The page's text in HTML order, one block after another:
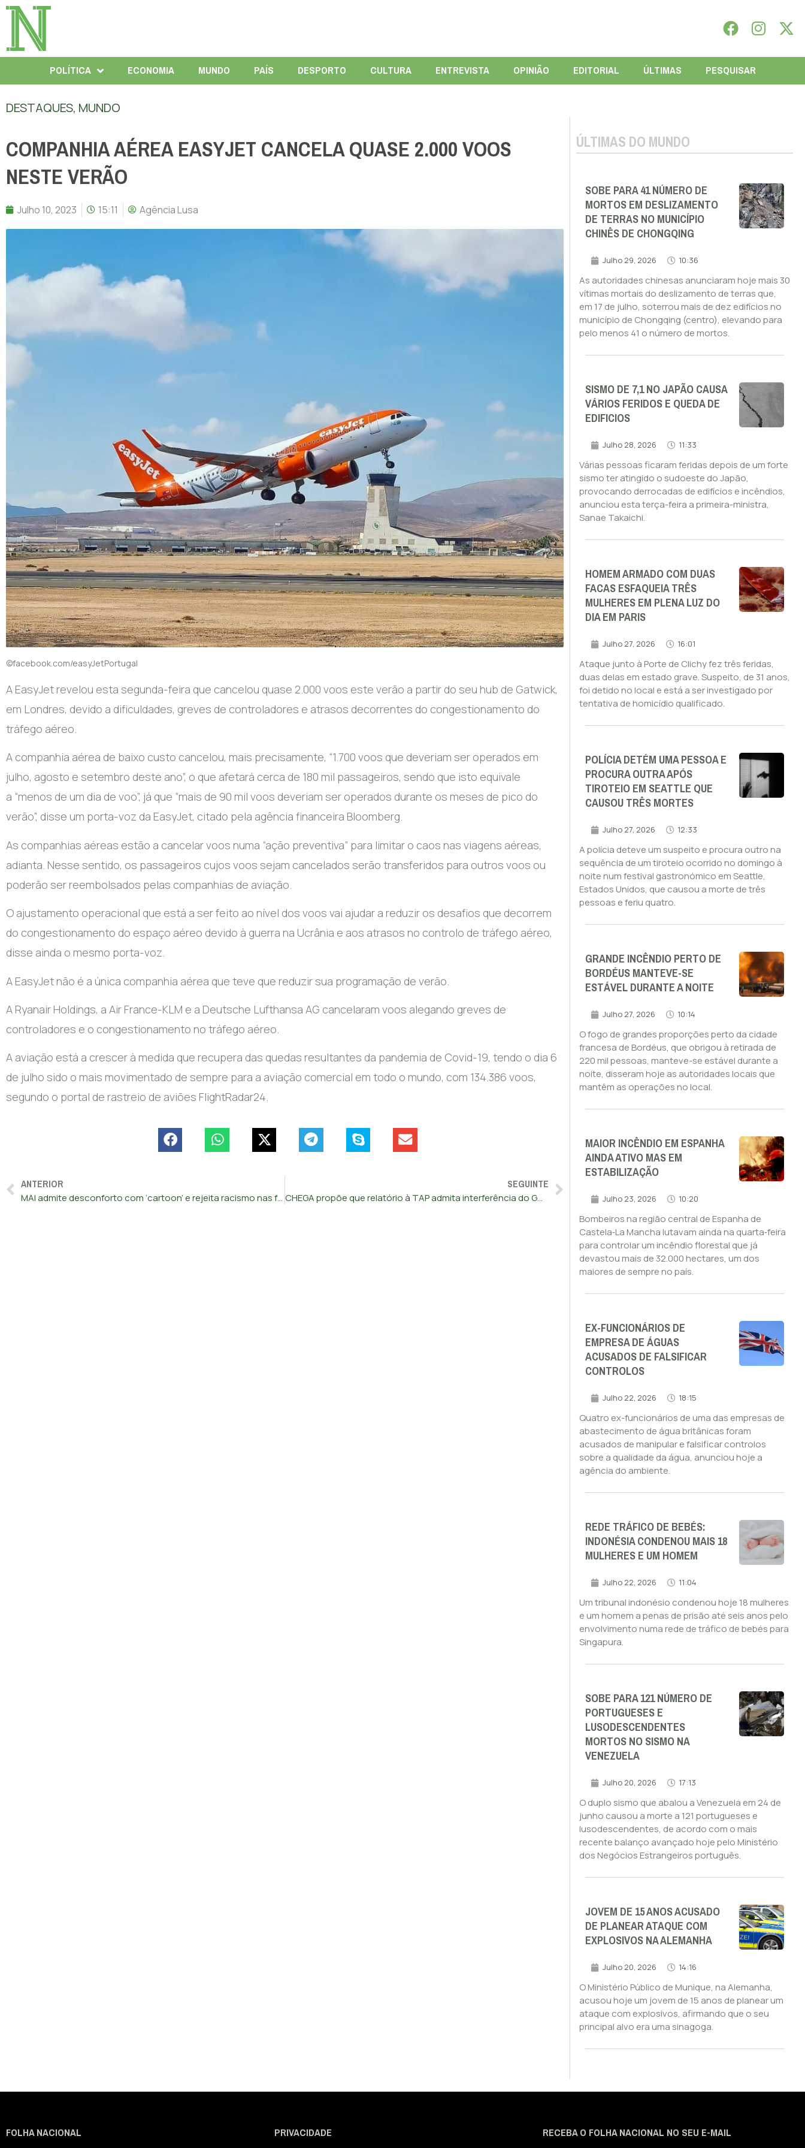
POLÍTICA ECONOMIA MUNDO PAÍS DESPORTO CULTURA ENTREVISTA OPINIÃO EDITORIAL ÚLTIMAS PESQUISAR
DESTAQUES, MUNDO
COMPANHIA AÉREA EASYJET CANCELA QUASE 2.000 VOOS
NESTE VERÃO
Julho 10, 2023 15:11 Agência Lusa
©facebook.com/easyJetPortugal
A EasyJet revelou esta segunda-feira que cancelou quase 2.000 voos este verão a partir do seu hub de Gatwick,
em Londres, devido a dificuldades, greves de controladores e atrasos decorrentes do congestionamento do
tráfego aéreo.
A companhia aérea de baixo custo cancelou, mais precisamente, “1.700 voos que deveriam ser operados em
julho, agosto e setembro deste ano”, o que afetará cerca de 180 mil passageiros, sendo que isto equivale
a “menos de um dia de voo”, já que “mais de 90 mil voos deveriam ser operados durante os meses de pico do
verão”, disse um porta-voz da EasyJet, citado pela agência financeira Bloomberg.
As companhias aéreas estão a cancelar voos numa “ação preventiva” para limitar o caos nas viagens aéreas,
adianta. Nesse sentido, os passageiros cujos voos sejam cancelados serão transferidos para outros voos ou
poderão ser reembolsados pelas companhias de aviação.
O ajustamento operacional que está a ser feito ao nível dos voos vai ajudar a reduzir os desafios que decorrem
do congestionamento do espaço aéreo devido à guerra na Ucrânia e aos atrasos no controlo de tráfego aéreo,
disse ainda o mesmo porta-voz.
A EasyJet não é a única companhia aérea que teve que reduzir sua programação de verão.
A Ryanair Holdings, a Air France-KLM e a Deutsche Lufthansa AG cancelaram voos alegando greves de
controladores e o congestionamento no tráfego aéreo.
A aviação está a crescer à medida que recupera das quedas resultantes da pandemia de Covid-19, tendo o dia 6
de julho sido o mais movimentado de sempre para a aviação comercial em todo o mundo, com 134.386 voos,
segundo o portal de rastreio de aviões FlightRadar24.
ANTERIOR
MAI admite desconforto com ‘cartoon’ e rejeita racismo nas forças de segurança
SEGUINTE
CHEGA propõe que relatório à TAP admita interferência do Governo
ÚLTIMAS DO MUNDO
SOBE PARA 41 NÚMERO DE
MORTOS EM DESLIZAMENTO
DE TERRAS NO MUNICÍPIO
CHINÊS DE CHONGQING
Julho 29, 2026 10:36
As autoridades chinesas anunciaram hoje mais 30
vítimas mortais do deslizamento de terras que,
em 17 de julho, soterrou mais de dez edifícios no
município de Chongqing (centro), elevando para
pelo menos 41 o número de mortos.
SISMO DE 7,1 NO JAPÃO CAUSA
VÁRIOS FERIDOS E QUEDA DE
EDIFICIOS
Julho 28, 2026 11:33
Várias pessoas ficaram feridas depois de um forte
sismo ter atingido o sudoeste do Japão,
provocando derrocadas de edifícios e incêndios,
anunciou esta terça-feira a primeira-ministra,
Sanae Takaichi.
HOMEM ARMADO COM DUAS
FACAS ESFAQUEIA TRÊS
MULHERES EM PLENA LUZ DO
DIA EM PARIS
Julho 27, 2026 16:01
Ataque junto à Porte de Clichy fez três feridas,
duas delas em estado grave. Suspeito, de 31 anos,
foi detido no local e está a ser investigado por
tentativa de homicídio qualificado.
POLÍCIA DETÉM UMA PESSOA E
PROCURA OUTRA APÓS
TIROTEIO EM SEATTLE QUE
CAUSOU TRÊS MORTES
Julho 27, 2026 12:33
A polícia deteve um suspeito e procura outro na
sequência de um tiroteio ocorrido no domingo à
noite num festival gastronómico em Seattle,
Estados Unidos, que causou a morte de três
pessoas e feriu quatro.
GRANDE INCÊNDIO PERTO DE
BORDÉUS MANTEVE-SE
ESTÁVEL DURANTE A NOITE
Julho 27, 2026 10:14
O fogo de grandes proporções perto da cidade
francesa de Bordéus, que obrigou à retirada de
220 mil pessoas, manteve-se estável durante a
noite, disseram hoje as autoridades locais que
mantêm as operações no local.
MAIOR INCÊNDIO EM ESPANHA
AINDA ATIVO MAS EM
ESTABILIZAÇÃO
Julho 23, 2026 10:20
Bombeiros na região central de Espanha de
Castela‑La Mancha lutavam ainda na quarta‑feira
para controlar um incêndio florestal que já
devastou mais de 32.000 hectares, um dos
maiores de sempre no país.
EX-FUNCIONÁRIOS DE
EMPRESA DE ÁGUAS
ACUSADOS DE FALSIFICAR
CONTROLOS
Julho 22, 2026 18:15
Quatro ex-funcionários de uma das empresas de
abastecimento de água britânicas foram
acusados de manipular e falsificar controlos
sobre a qualidade da água, anunciou hoje a
agência do ambiente.
REDE TRÁFICO DE BEBÉS:
INDONÉSIA CONDENOU MAIS 18
MULHERES E UM HOMEM
Julho 22, 2026 11:04
Um tribunal indonésio condenou hoje 18 mulheres
e um homem a penas de prisão até seis anos pelo
envolvimento numa rede de tráfico de bebés para
Singapura.
SOBE PARA 121 NÚMERO DE
PORTUGUESES E
LUSODESCENDENTES
MORTOS NO SISMO NA
VENEZUELA
Julho 20, 2026 17:13
O duplo sismo que abalou a Venezuela em 24 de
junho causou a morte a 121 portugueses e
lusodescendentes, de acordo com o mais
recente balanço avançado hoje pelo Ministério
dos Negócios Estrangeiros português.
JOVEM DE 15 ANOS ACUSADO
DE PLANEAR ATAQUE COM
EXPLOSIVOS NA ALEMANHA
Julho 20, 2026 14:16
O Ministério Público de Munique, na Alemanha,
acusou hoje um jovem de 15 anos de planear um
ataque com explosivos, afirmando que o seu
principal alvo era uma sinagoga.
FOLHA NACIONAL PRIVACIDADE RECEBA O FOLHA NACIONAL NO SEU E-MAIL